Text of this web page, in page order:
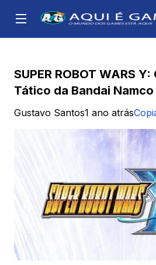
SUPER ROBOT WARS Y:
Tático da Bandai Namco
Gustavo Santos1 ano atrás